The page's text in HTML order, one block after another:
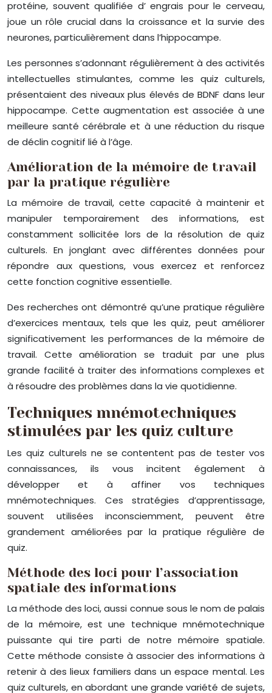
protéine, souvent qualifiée d’ engrais pour le cerveau,
joue un rôle crucial dans la croissance et la survie des
neurones, particulièrement dans l’hippocampe.
Les personnes s’adonnant régulièrement à des activités
intellectuelles stimulantes, comme les quiz culturels,
présentaient des niveaux plus élevés de BDNF dans leur
hippocampe. Cette augmentation est associée à une
meilleure santé cérébrale et à une réduction du risque
de déclin cognitif lié à l’âge.
Amélioration de la mémoire de travail
par la pratique régulière
La mémoire de travail, cette capacité à maintenir et
manipuler temporairement des informations, est
constamment sollicitée lors de la résolution de quiz
culturels. En jonglant avec différentes données pour
répondre aux questions, vous exercez et renforcez
cette fonction cognitive essentielle.
Des recherches ont démontré qu’une pratique régulière
d’exercices mentaux, tels que les quiz, peut améliorer
significativement les performances de la mémoire de
travail. Cette amélioration se traduit par une plus
grande facilité à traiter des informations complexes et
à résoudre des problèmes dans la vie quotidienne.
Techniques mnémotechniques
stimulées par les quiz culture
Les quiz culturels ne se contentent pas de tester vos
connaissances, ils vous incitent également à
développer et à affiner vos techniques
mnémotechniques. Ces stratégies d’apprentissage,
souvent utilisées inconsciemment, peuvent être
grandement améliorées par la pratique régulière de
quiz.
Méthode des loci pour l’association
spatiale des informations
La méthode des loci, aussi connue sous le nom de palais
de la mémoire, est une technique mnémotechnique
puissante qui tire parti de notre mémoire spatiale.
Cette méthode consiste à associer des informations à
retenir à des lieux familiers dans un espace mental. Les
quiz culturels, en abordant une grande variété de sujets,